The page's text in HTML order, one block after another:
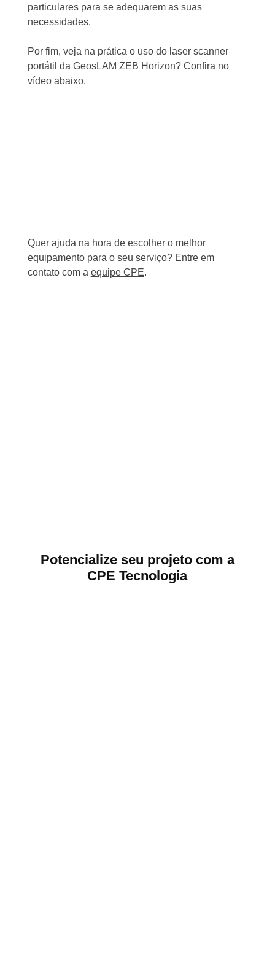
particulares para se adequarem as suas
necessidades.
Por fim, veja na prática o uso do laser scanner
portátil da GeosLAM ZEB Horizon? Confira no
vídeo abaixo.
Quer ajuda na hora de escolher o melhor
equipamento para o seu serviço? Entre em
contato com a equipe CPE.
Potencialize seu projeto com a
CPE Tecnologia